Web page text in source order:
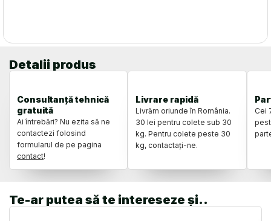
Detalii produs
Consultanță tehnică
gratuită
Ai întrebări? Nu ezita să ne
contactezi folosind
formularul de pe pagina
contact!
Livrare rapidă
Livrăm oriunde în România.
30 lei pentru colete sub 30
kg. Pentru colete peste 30
kg, contactați-ne.
Cei
Te-ar putea să te intereseze și..